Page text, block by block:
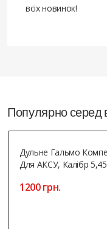
всіх новинок!
Популярно серед
Дульне Гальмо
Для АКСУ, Калібр 5,45
1200 грн.